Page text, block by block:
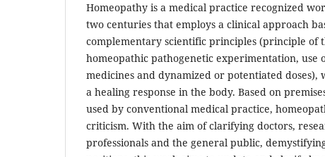
Homeopathy is a medical practice recognized
two centuries that employs a clinical approach
complementary scientific principles (principle of
homeopathic pathogenetic experimentation, use
medicines and dynamized or potentiated doses),
a healing response in the body. Based on
used by conventional medical practice,
criticism. With the aim of clarifying doctors,
professionals and the general public,